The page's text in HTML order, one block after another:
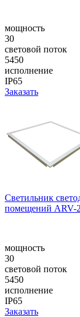
мощность
30
световой поток
5450
исполнение
IP65
Заказать
Светильник
помещений ARV-
мощность
30
световой поток
5450
исполнение
IP65
Заказать